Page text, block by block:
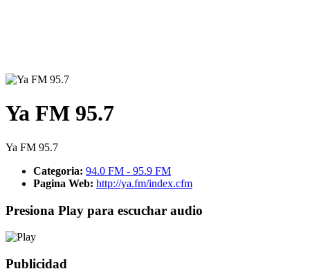
Ya FM 95.7
Ya FM 95.7
Categoria: 94.0 FM - 95.9 FM
Pagina Web: http://ya.fm/index.cfm
Presiona Play para escuchar audio
Publicidad